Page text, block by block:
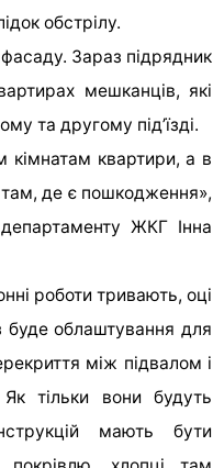
обстрілу.
Зараз підрядник
мешканців, які
та другому під’їзді.
кімнатам квартири, а в
де є пошкодження»,
департаменту ЖКГ Інна
роботи тривають, оці
буде облаштування для
між підвалом і
тільки вони будуть
мають бути